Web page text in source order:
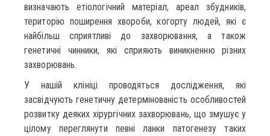
визначають етіологічний матеріал, ареал збудників,
територію поширення хвороби, когорту людей, які є
найбільш сприятливі до захворювання, а також
генетичні чинники, які сприяють виникненню різних
захворювань.
У нашій клініці проводяться дослідження, які
засвідчують генетичну детермінованість особливостей
розвитку деяких хірургічних захворювань, що змушує у
цілому переглянути певні ланки патогенезу таких